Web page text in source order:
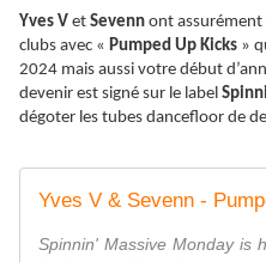
Yves V et Sevenn ont assurément
clubs avec « Pumped Up Kicks »
2024 mais aussi votre début
devenir est signé sur le label
dégoter les tubes dancefloor de
Spinnin' Massive Monday is